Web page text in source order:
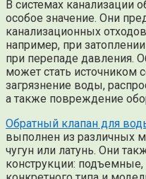
В системах канализации
особое значение. Они
канализационных
например, при
при перепаде давления.
может стать источником
загрязнение воды,
а также повреждение
Обратный клапан для
выполнен из различных
чугун или латунь. Они
конструкции: